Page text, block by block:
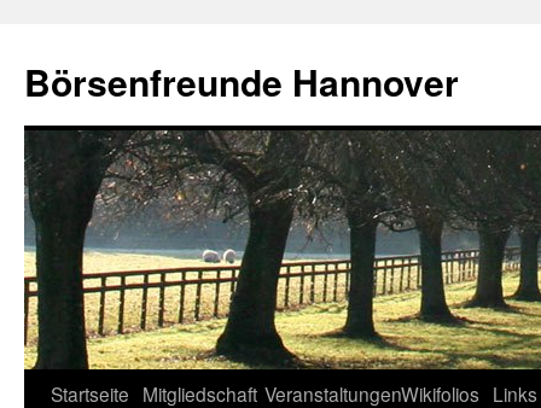
springen
Börsenfreunde Hannover
Startseite Mitgliedschaft VeranstaltungenWikifolios Links